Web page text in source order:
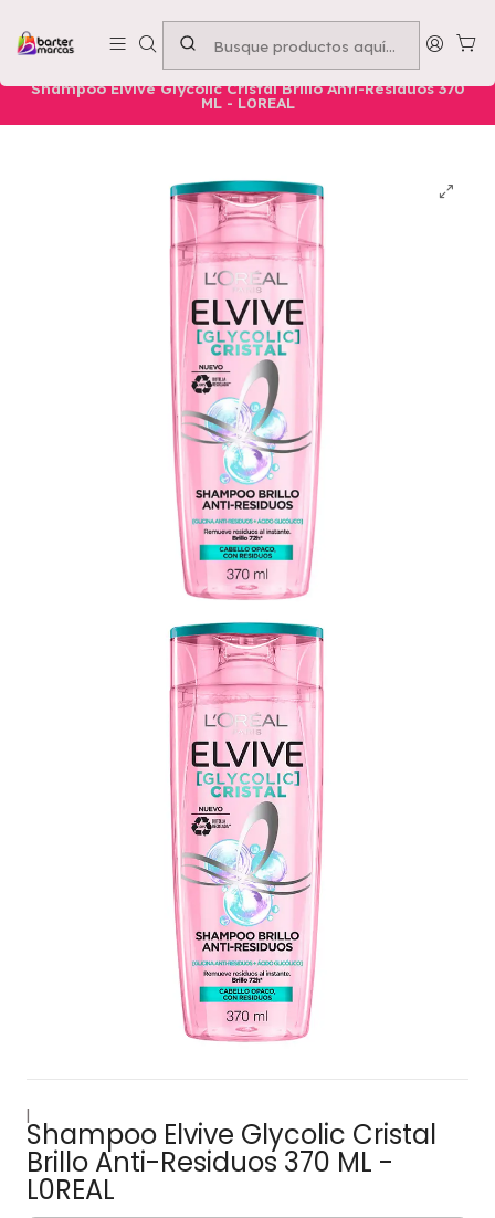
Emprende con nosotros -Compra mínima $50.000
Nuestros Productos Belleza Cuidado Capilar
Shampoo Elvive Glycolic Cristal Brillo Anti-Residuos 370
ML - L0REAL
|
Shampoo Elvive Glycolic Cristal
Brillo Anti-Residuos 370 ML -
L0REAL